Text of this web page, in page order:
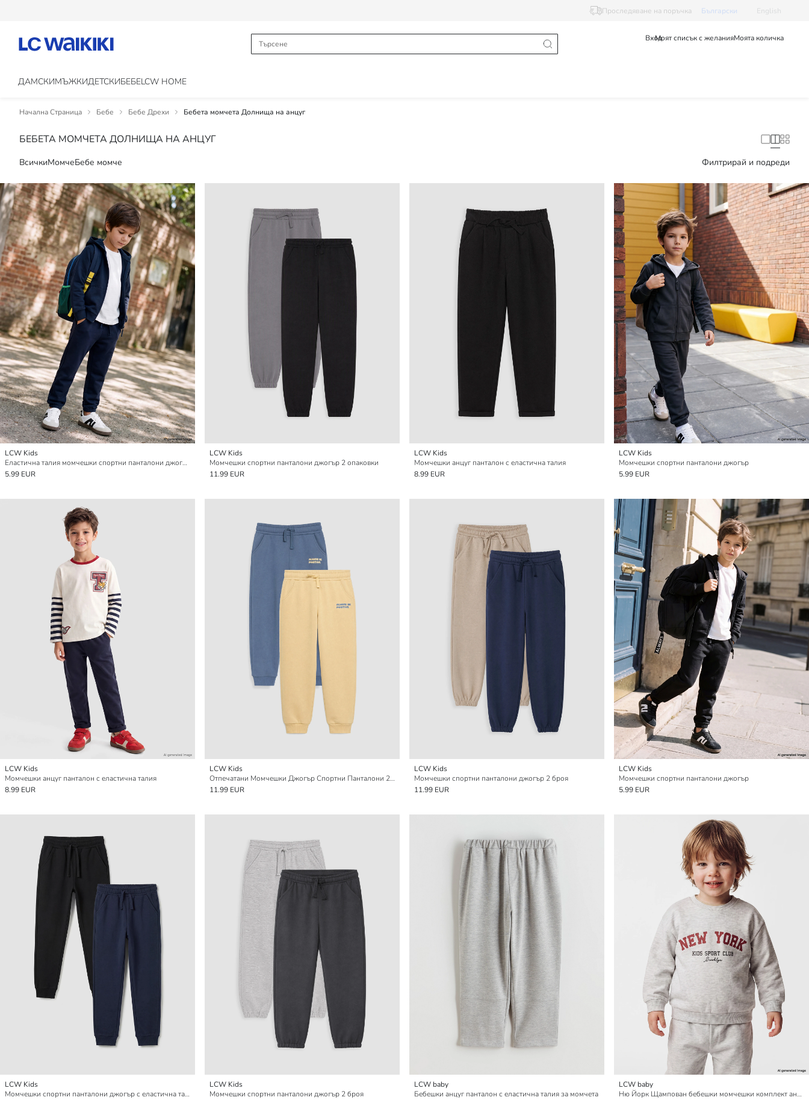
Проследяване на поръчка Български English
ВходМоят списък с желанияМоята количка
ДАМСКИМЪЖКИДЕТСКИБЕБЕLCW HOME
Начална Страница Бебе Бебе Дрехи Бебета момчета Долнища на анцуг
БЕБЕТА МОМЧЕТА ДОЛНИЩА НА АНЦУГ
ВсичкиМомчеБебе момче Филтрирай и подреди
LCW Kids
Еластична талия момчешки спортни панталони джогър
5.99 EUR
LCW Kids
Момчешки спортни панталони джогър 2 опаковки
11.99 EUR
LCW Kids
Момчешки анцуг панталон с еластична талия
8.99 EUR
LCW Kids
Момчешки спортни панталони джогър
5.99 EUR
LCW Kids
Момчешки анцуг панталон с еластична талия
8.99 EUR
LCW Kids
Отпечатани Момчешки Джогър Спортни Панталони 2 Броя
11.99 EUR
LCW Kids
Момчешки спортни панталони джогър 2 броя
11.99 EUR
LCW Kids
Момчешки спортни панталони джогър
5.99 EUR
LCW Kids
Момчешки спортни панталони джогър с еластична талия, 2 опаковки
LCW Kids
Момчешки спортни панталони джогър 2 броя
LCW baby
Бебешки анцуг панталон с еластична талия за момчета
LCW baby
Ню Йорк Щампован бебешки момчешки комплект анцуг